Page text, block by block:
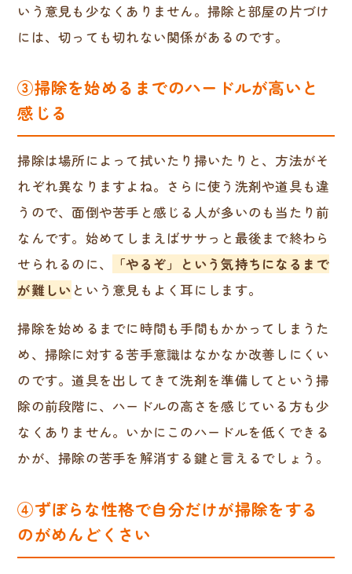
いう意見も少なくありません。掃除と部屋の片づけ
には、切っても切れない関係があるのです。
③掃除を始めるまでのハードルが高いと
感じる
掃除は場所によって拭いたり掃いたりと、方法がそ
れぞれ異なりますよね。さらに使う洗剤や道具も違
うので、面倒や苦手と感じる人が多いのも当たり前
なんです。始めてしまえばササっと最後まで終わら
せられるのに、
「やるぞ」という気持ちになるまで
が難しい という意見もよく耳にします。
掃除を始めるまでに時間も手間もかかってしまうた
め、掃除に対する苦手意識はなかなか改善しにくい
のです。道具を出してきて洗剤を準備してという掃
除の前段階に、ハードルの高さを感じている方も少
なくありません。いかにこのハードルを低くできる
かが、掃除の苦手を解消する鍵と言えるでしょう。
④ずぼらな性格で自分だけが掃除をする
のがめんどくさい